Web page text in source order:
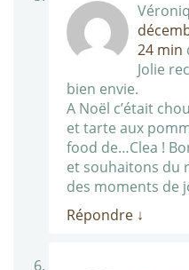
24 min
Jolie
bien envie.
A Noël c’était
et tarte aux
food de…Clea !
et souhaitons du
des moments de
Répondre ↓